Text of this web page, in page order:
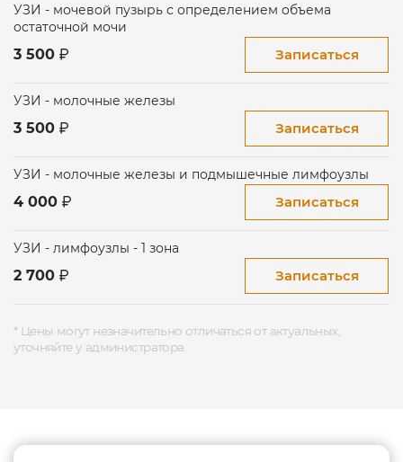
УЗИ - мочевой пузырь с определением объема
остаточной мочи
3 500 Записаться
УЗИ - молочные железы
3 500 Записаться
УЗИ - молочные железы и подмышечные лимфоузлы
4 000 Записаться
УЗИ - лимфоузлы - 1 зона
2 700 Записаться
* Цены могут незначительно отличаться от актуальных,
уточняйте у администратора.